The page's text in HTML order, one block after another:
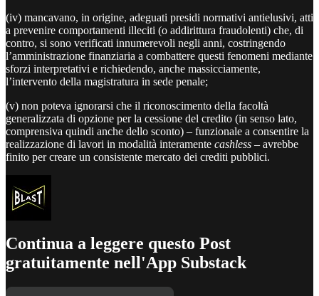
(iv) mancavano, in origine, adeguati presidi normativi antielusivi, atti
a prevenire comportamenti illeciti (o addirittura fraudolenti) che, di
contro, si sono verificati innumerevoli negli anni, costringendo
l’amministrazione finanziaria a combattere questi fenomeni mediante
sforzi interpretativi e richiedendo, anche massicciamente,
l’intervento della magistratura in sede penale;
(v) non poteva ignorarsi che il riconoscimento della facoltà
generalizzata di opzione per la cessione del credito (in senso lato,
comprensiva quindi anche dello sconto) – funzionale a consentire la
realizzazione di lavori in modalità interamente cashless – avrebbe
finito per creare un consistente mercato dei crediti pubblici.
Continua a leggere questo Post
gratuitamente nell'App Substack